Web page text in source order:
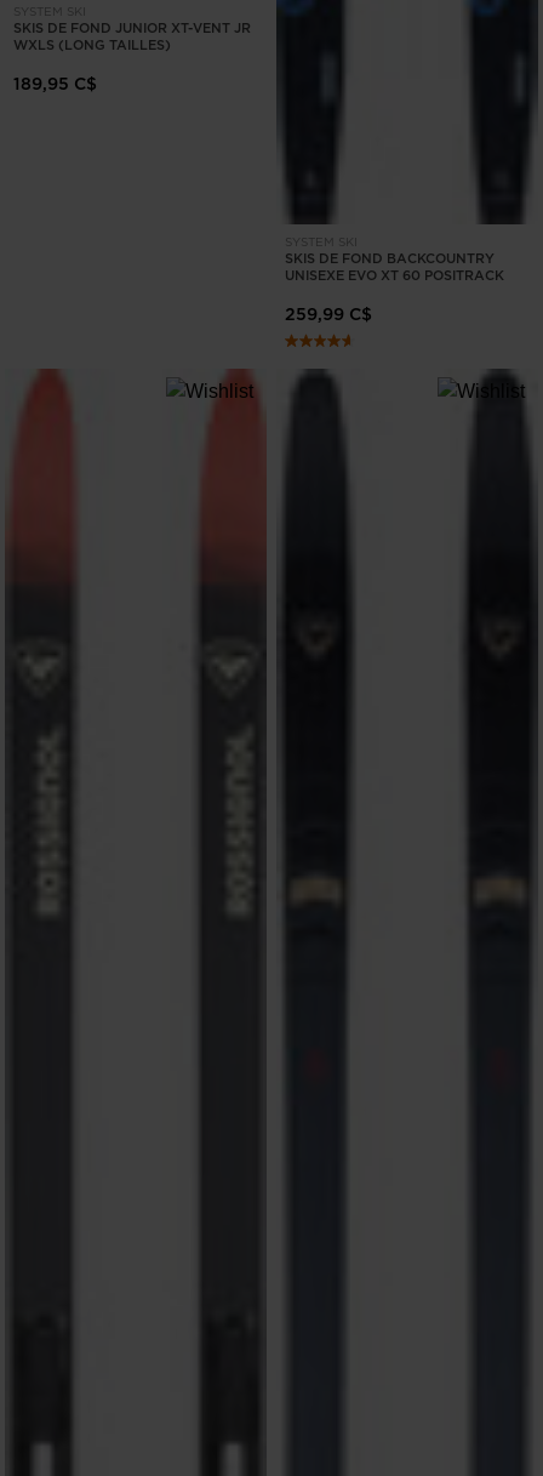
SYSTEM SKI
SKIS DE FOND JUNIOR XT-VENT JR
WXLS (LONG TAILLES)
189,95 C$
SYSTEM SKI
SKIS DE FOND BACKCOUNTRY
UNISEXE EVO XT 60 POSITRACK
259,99 C$